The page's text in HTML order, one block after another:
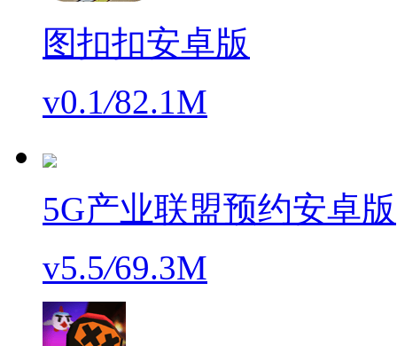
图扣扣安卓版
v0.1/82.1M
5G产业联盟预约安卓版
v5.5/69.3M